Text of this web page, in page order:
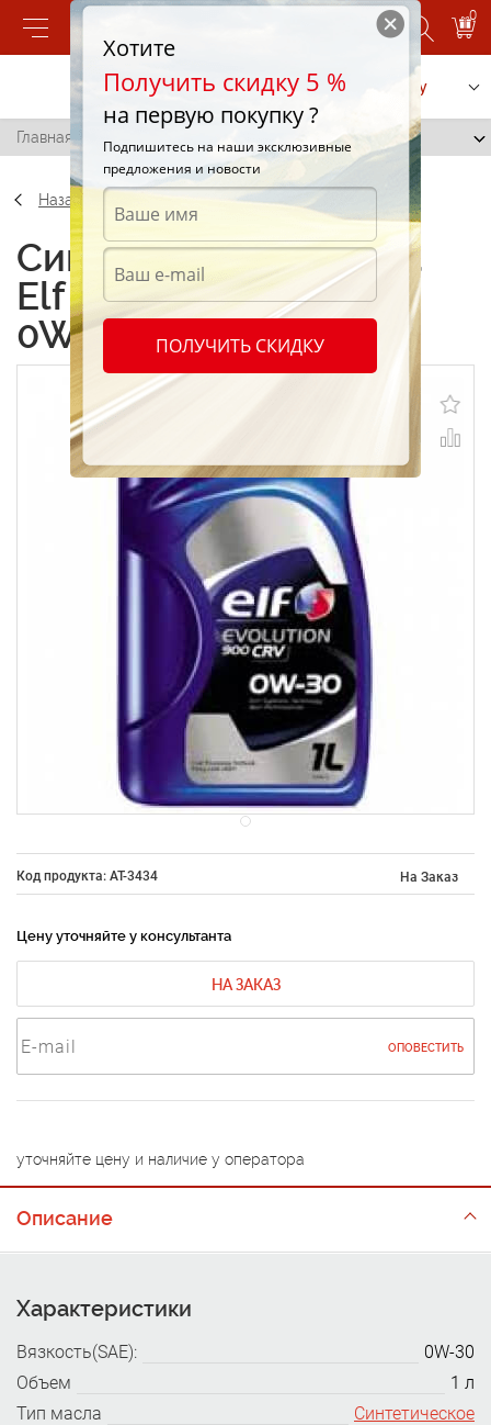
0
Позвонить Заказать услугу
Главная /
Назад
Синтетические масла
Elf Evolution 900 CRV
0W-30 1L
Код продукта: AT-3434 На Заказ
Цену уточняйте у консультанта
НА ЗАКАЗ
ОПОВЕСТИТЬ
уточняйте цену и наличие у оператора
Описание
Характеристики
Вязкость(SAE):
0W-30
Объем
1 л
Тип масла
Cинтетическое
Хотите
Получить скидку 5 %
на первую покупку ?
Подпишитесь на наши эксклюзивные
предложения и новости
ПОЛУЧИТЬ СКИДКУ